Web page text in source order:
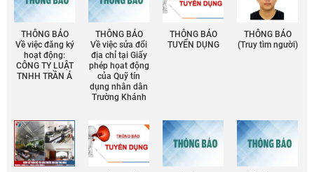
THÔNG BÁO
Về việc đăng ký
hoạt động:
CÔNG TY LUẬT
TNHH TRẦN Á
THÔNG BÁO
Về việc sửa đổi
địa chỉ tại Giấy
phép họat động
của Quỹ tín
dụng nhân dân
Trường Khánh
THÔNG BÁO
TUYỂN DỤNG
THÔNG BÁO
(Truy tìm người)